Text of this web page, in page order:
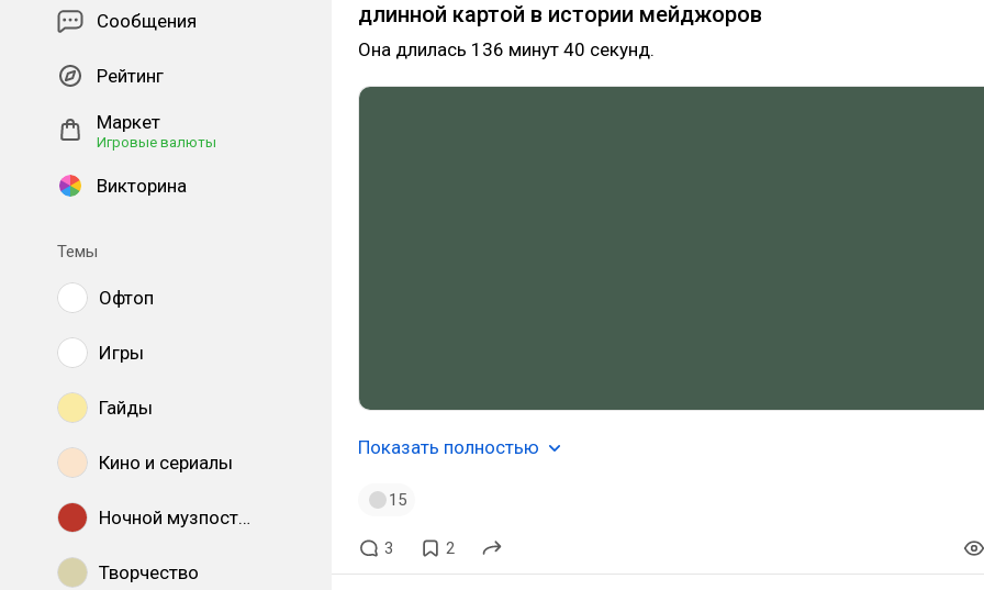
Сообщения
Рейтинг
Маркет
Игровые валюты
Викторина
Темы
Офтоп
Игры
Гайды
Кино и сериалы
Ночной музпостинг
Творчество
длинной картой в истории мейджоров
Она длилась 136 минут 40 секунд.
Показать полностью
15
3 2